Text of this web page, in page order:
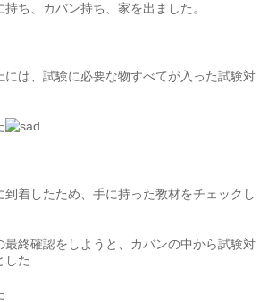
ち、カバン持ち、家を出ました。
には、試験に必要な物すべてが入った試験対
到着したため、手に持った教材をチェックし
最終確認をしようと、カバンの中から試験対
した
…